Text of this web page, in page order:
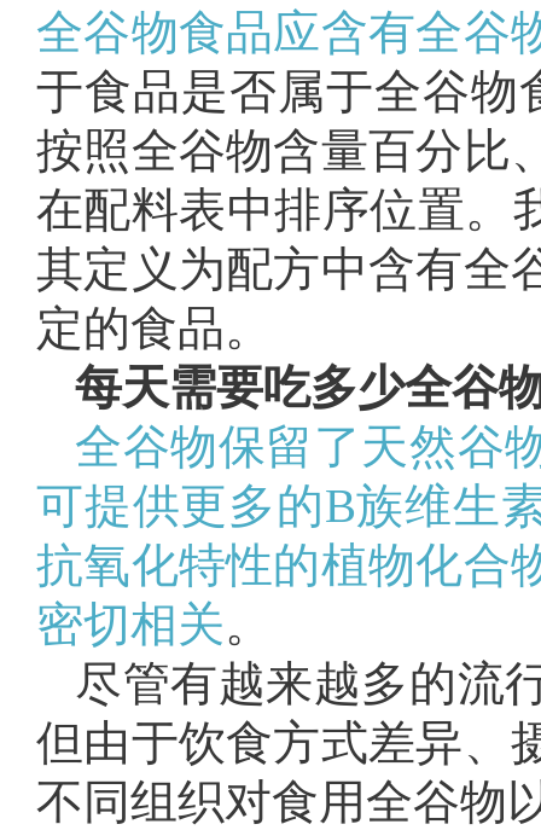
全谷物食品应含有全谷
于食品是否属于全谷物
按照全谷物含量百分比
在配料表中排序位置。
其定义为配方中含有全
定的食品。
每天需要吃多少全谷
全谷物保留了天然谷
可提供更多的B族维生
抗氧化特性的植物化合
密切相关。
尽管有越来越多的流
但由于饮食方式差异、
不同组织对食用全谷物